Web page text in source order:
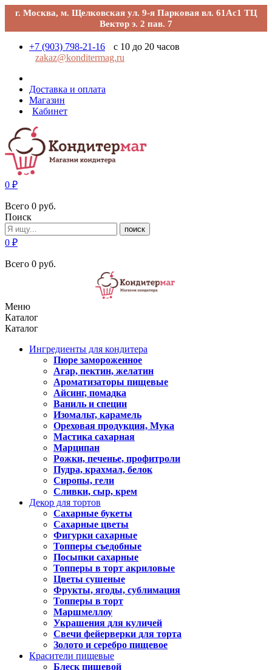
г. Москва, м. Щелковская ул. 9-я Парковая вл. 61Ас1 ТЦ
Вектор э. 2 пав. 7
+7 (903) 798-21-16
с 10 до 20 часов
zakaz@konditermag.ru
Доставка и оплата
Магазин
Кабинет
0 ₽
Всего 0 руб.
Поиск
поиск
0 ₽
Всего 0 руб.
Меню
Каталог
Каталог
Ингредиенты для кондитера
Пюре замороженное
Агар, пектин, желатин
Ароматизаторы пищевые
Айсинг, помадка
Ваниль и специи
Изомальт, карамель
Ореховая продукция, Мука
Мастика сахарная
Марципан
Рожки, печенье, профитроли
Пудра, крахмал, белок
Сиропы, гели
Сливки, сыр, крем
Декор для тортов
Сахарные букеты
Сахарные цветы
Фигурки сахарные
Топперы съедобные
Посыпки сахарные
Топперы в торт акриловые
Цветы сушеные
Фрукты, ягоды, сублимация
Топперы в торт
Маршмеллоу
Украшения для куличей
Свечи фейерверки для торта
Золото и серебро пищевое
Красители пищевые
Блеск пищевой